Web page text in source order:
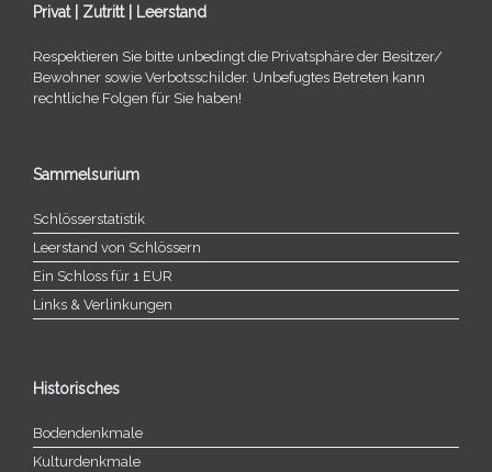
Privat | Zutritt | Leerstand
Respektieren Sie bitte unbe­dingt die Privatsphäre der Besitzer/​
Bewohner sowie Verbotsschilder. Unbefugtes Betreten kann
recht­li­che Folgen für Sie haben!
Sammelsurium
Schlösserstatistik
Leerstand von Schlössern
Ein Schloss für 1 EUR
Links & Verlinkungen
Historisches
Bodendenkmale
Kulturdenkmale